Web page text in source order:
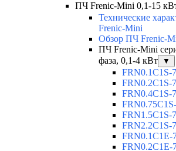
ПЧ Frenic-Mini 0,1-15
Технические
Frenic-Mini
Обзор ПЧ Frenic-
ПЧ Frenic-Mini
фаза, 0,1-4 кВт
▼
FRN0.1C1S-
FRN0.2C1S-
FRN0.4C1S-
FRN1.5C1S-
FRN2.2C1S-
FRN0.1C1E-
FRN0.2C1E-